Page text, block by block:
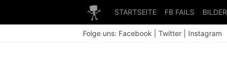
STARTSEITE FB FAILS BILDER
Folge uns: Facebook Twitter Instagram